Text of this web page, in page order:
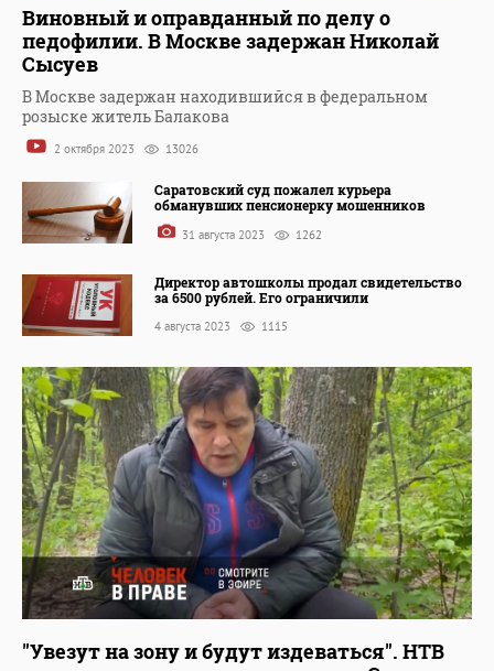
Виновный и оправданный по делу о
педофилии. В Москве задержан Николай
Сысуев
В Москве задержан находившийся в федеральном
розыске житель Балакова
2 октября 2023 13026
Саратовский суд пожалел курьера
обманувших пенсионерку мошенников
31 августа 2023 1262
Директор автошколы продал свидетельство
за 6500 рублей. Его ограничили
4 августа 2023 1115
"Увезут на зону и будут издеваться". НТВ